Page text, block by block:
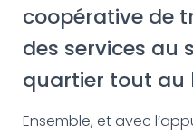
coopérative de
des services au
quartier tout au
Ensemble, et avec